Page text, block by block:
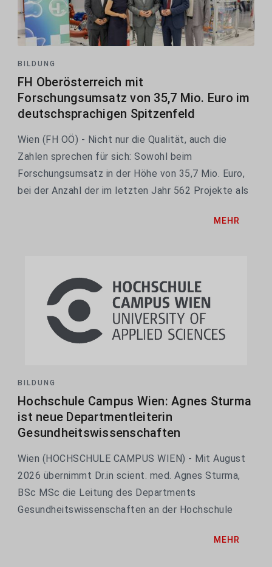
BILDUNG
FH Oberösterreich mit
Forschungsumsatz von 35,7 Mio. Euro im
deutschsprachigen Spitzenfeld
Wien (FH OÖ) - Nicht nur die Qualität, auch die
Zahlen sprechen für sich: Sowohl beim
Forschungsumsatz in der Höhe von 35,7 Mio. Euro,
bei der Anzahl der im letzten Jahr 562 Projekte als
Publikationen ist die FH Oberösterreich nicht nur
MEHR
BILDUNG
Hochschule Campus Wien: Agnes Sturma
ist neue Departmentleiterin
Gesundheitswissenschaften
Wien (HOCHSCHULE CAMPUS WIEN) - Mit August
2026 übernimmt Dr.in scient. med. Agnes Sturma,
BSc MSc die Leitung des Departments
Gesundheitswissenschaften an der Hochschule
die Studiengangsleitung Physiotherapie. Sie folgt
MEHR